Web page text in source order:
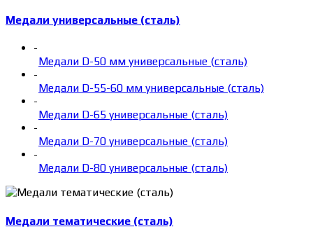
Медали универсальные (сталь)
-
Медали D-50 мм универсальные (сталь)
-
Медали D-55-60 мм универсальные (сталь)
-
Медали D-65 универсальные (сталь)
-
Медали D-70 универсальные (сталь)
-
Медали D-80 универсальные (сталь)
Медали тематические (сталь)